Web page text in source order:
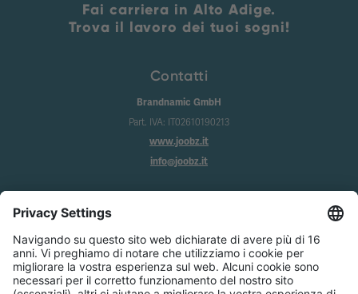
Fai carriera in Alto Adige.
Trova il lavoro dei tuoi sogni!
Contatti
Brandnamic GmbH
Part. IVA: IT02610190213
www.joobz.it
info@joobz.it
Privacy
Condizioni generali
Impostazione dei cookie